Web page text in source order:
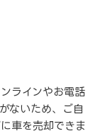
ラインやお電話
ないため、ご自
車を売却できま